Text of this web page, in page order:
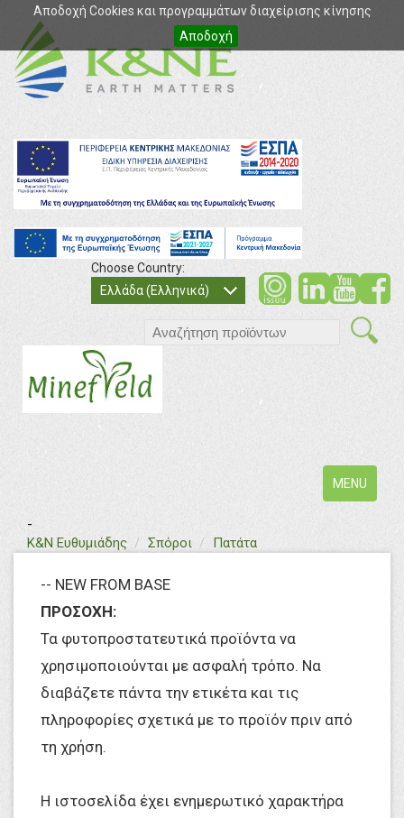
Αποδοχή Cookies και προγραμμάτων διαχείρισης κίνησης
Αποδοχή
Choose Country:
Ελλάδα (Ελληνικά)
Toggle
navigation
MENU
-
Κ&Ν Ευθυμιάδης textΣπόροι Πατάτα
-- NEW FROM BASE
ΠΡΟΣΟΧΗ:
Τα φυτοπροστατευτικά προϊόντα να
χρησιμοποιούνται με ασφαλή τρόπο. Να
διαβάζετε πάντα την ετικέτα και τις
πληροφορίες σχετικά με το προϊόν πριν από
τη χρήση.
Η ιστοσελίδα έχει ενημερωτικό χαρακτήρα